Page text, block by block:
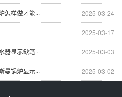
2025-03-24
样做才能···
2025-03-17
2025-03-03
显示缺笔···
2025-03-02
锅炉显示···